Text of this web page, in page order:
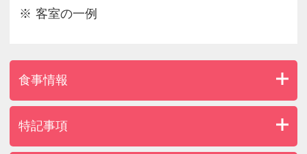
客室の一例
食事情報
特記事項